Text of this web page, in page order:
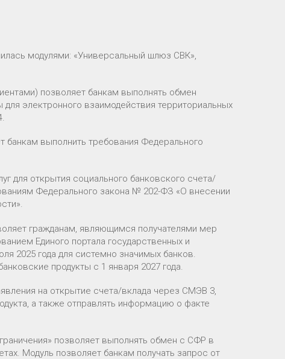
модулями: «Универсальный шлюз СВК»,
позволяет банкам выполнять обмен
электронного взаимодействия территориальных
банкам выполнить требования Федерального
для открытия социального банковского счета/
Федерального закона № 202-ФЗ «О внесении
гражданам, являющимся получателями мер
Единого портала государственных и
2025 года для системно значимых банков.
продукты с 1 января 2027 года.
на открытие счета/вклада через СМЭВ 3,
а также отправлять информацию о факте
позволяет выполнять обмен с СФР в
Модуль позволяет банкам получать запрос от